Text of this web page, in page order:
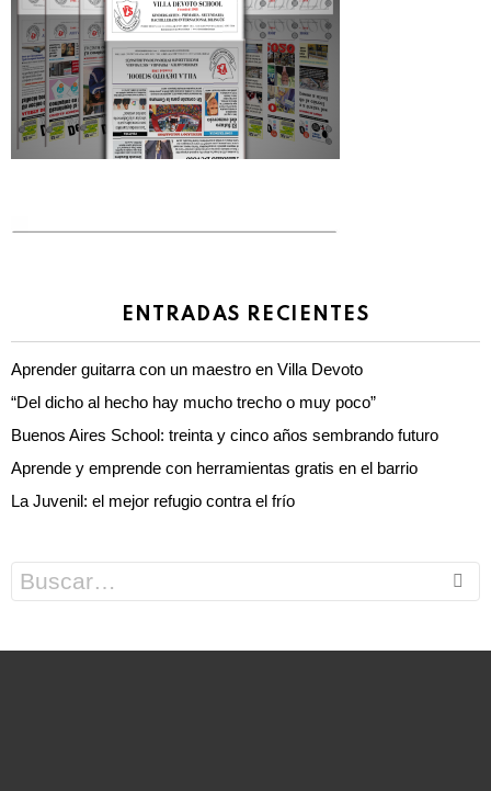
ENTRADAS RECIENTES
Aprender guitarra con un maestro en Villa Devoto
“Del dicho al hecho hay mucho trecho o muy poco”
Buenos Aires School: treinta y cinco años sembrando futuro
Aprende y emprende con herramientas gratis en el barrio
La Juvenil: el mejor refugio contra el frío
for: